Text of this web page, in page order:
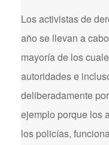
Los activistas de
año se llevan a
mayoría de los
autoridades e
deliberadamente
ejemplo porque los
los policías,